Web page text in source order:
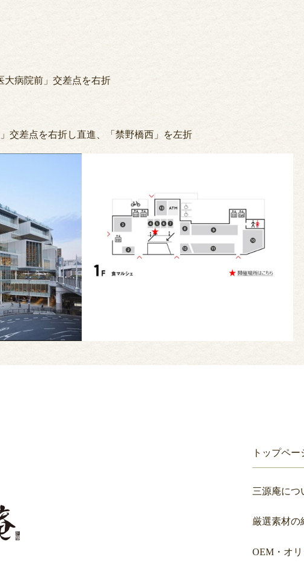
大病院前」交差点を右折
交差点を右折し直進、「禁野橋西」を左折
トップペー
三源庵につ
厳選素材の
OEM・オ